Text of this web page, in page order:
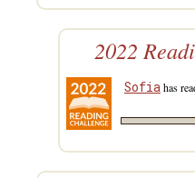
2022
Sofiahas